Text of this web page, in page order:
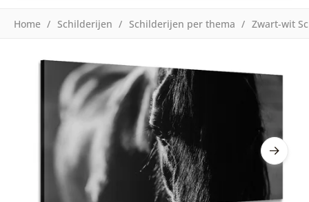
Home Schilderijen Schilderijen per thema Zwart-wit